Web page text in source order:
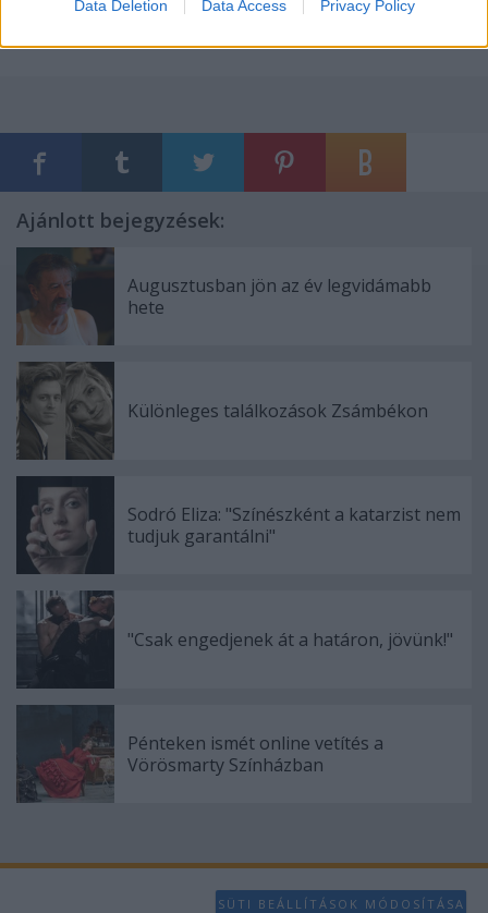
Data Deletion Data Access Privacy Policy
Ajánlott bejegyzések:
Augusztusban jön az év legvidámabb
hete
Különleges találkozások Zsámbékon
Sodró Eliza: "Színészként a katarzist nem
tudjuk garantálni"
"Csak engedjenek át a határon, jövünk!"
Pénteken ismét online vetítés a
Vörösmarty Színházban
SÜTI BEÁLLÍTÁSOK MÓDOSÍTÁSA